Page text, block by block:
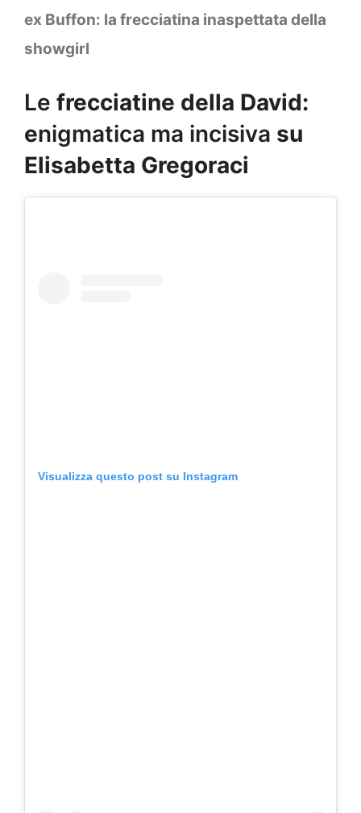
ex Buffon: la frecciatina inaspettata della
showgirl
Le frecciatine della David:
enigmatica ma incisiva su
Elisabetta Gregoraci
Visualizza questo post su Instagram